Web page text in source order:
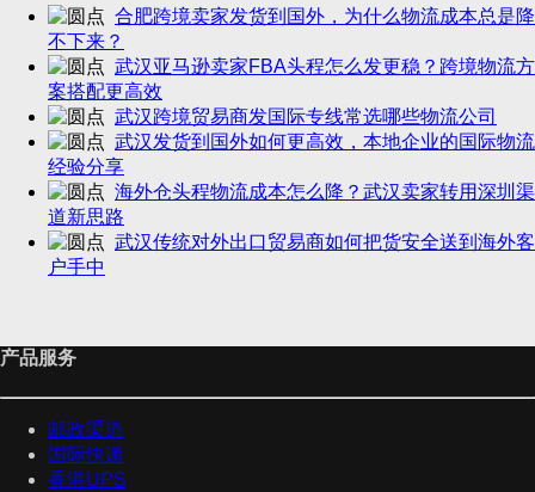
合肥跨境卖家发货到国外，为什么物流成本总是降
不下来？
武汉亚马逊卖家FBA头程怎么发更稳？跨境物流方
案搭配更高效
武汉跨境贸易商发国际专线常选哪些物流公司
武汉发货到国外如何更高效，本地企业的国际物流
经验分享
海外仓头程物流成本怎么降？武汉卖家转用深圳渠
道新思路
武汉传统对外出口贸易商如何把货安全送到海外客
户手中
产品服务
邮政渠道
国际快递
香港UPS